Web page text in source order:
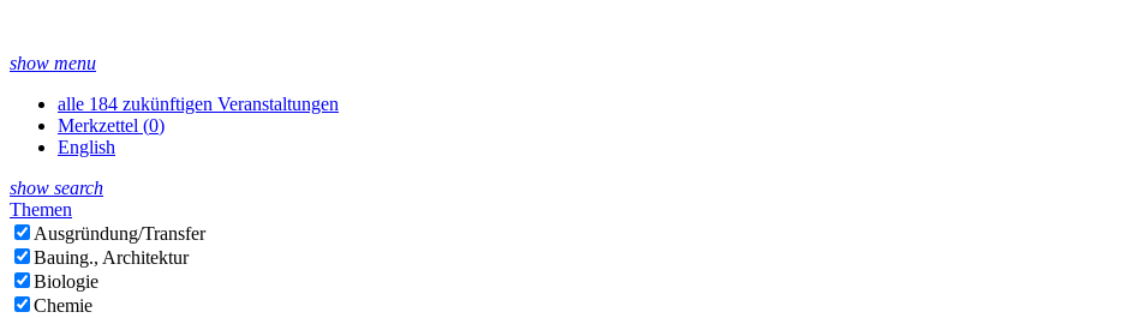
show menu
alle 184 zukünftigen Veranstaltungen
Merkzettel (0)
English
show search
Themen
Ausgründung/Transfer
Bauing., Architektur
Biologie
Chemie